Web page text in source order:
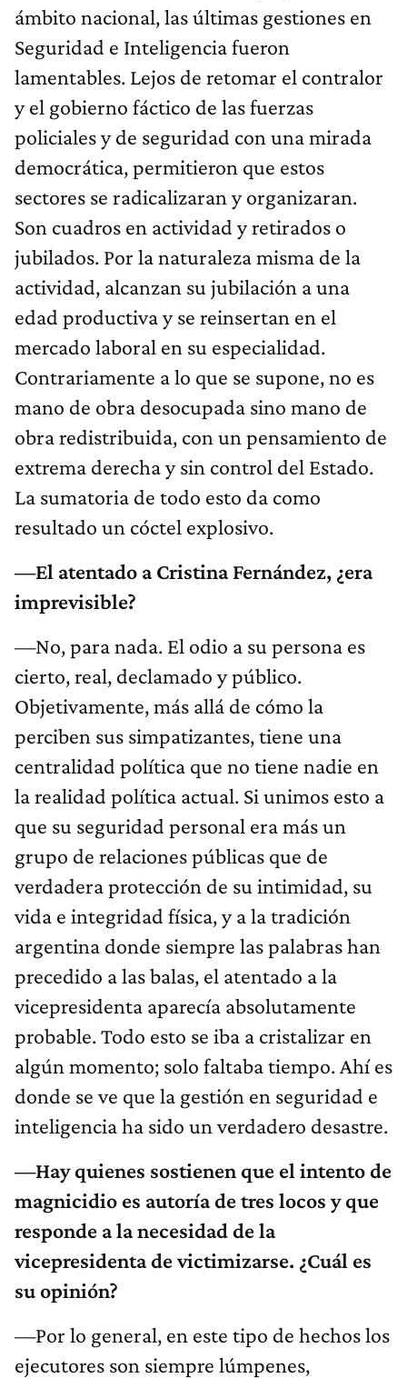
ámbito nacional, las últimas gestiones en
Seguridad e Inteligencia fueron
lamentables. Lejos de retomar el contralor
y el gobierno fáctico de las fuerzas
policiales y de seguridad con una mirada
democrática, permitieron que estos
sectores se radicalizaran y organizaran.
Son cuadros en actividad y retirados o
jubilados. Por la naturaleza misma de la
actividad, alcanzan su jubilación a una
edad productiva y se reinsertan en el
mercado laboral en su especialidad.
Contrariamente a lo que se supone, no es
mano de obra desocupada sino mano de
obra redistribuida, con un pensamiento de
extrema derecha y sin control del Estado.
La sumatoria de todo esto da como
resultado un cóctel explosivo.
—El atentado a Cristina Fernández, ¿era
imprevisible?
—No, para nada. El odio a su persona es
cierto, real, declamado y público.
Objetivamente, más allá de cómo la
perciben sus simpatizantes, tiene una
centralidad política que no tiene nadie en
la realidad política actual. Si unimos esto a
que su seguridad personal era más un
grupo de relaciones públicas que de
verdadera protección de su intimidad, su
vida e integridad física, y a la tradición
argentina donde siempre las palabras han
precedido a las balas, el atentado a la
vicepresidenta aparecía absolutamente
probable. Todo esto se iba a cristalizar en
algún momento; solo faltaba tiempo. Ahí es
donde se ve que la gestión en seguridad e
inteligencia ha sido un verdadero desastre.
—Hay quienes sostienen que el intento de
magnicidio es autoría de tres locos y que
responde a la necesidad de la
vicepresidenta de victimizarse. ¿Cuál es
su opinión?
—Por lo general, en este tipo de hechos los
ejecutores son siempre lúmpenes,